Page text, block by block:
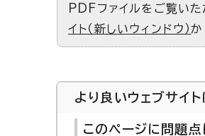
PDFファイルをご覧い
イト（新しいウィンドウ）か
より良いウェブサイ
このページに問題点